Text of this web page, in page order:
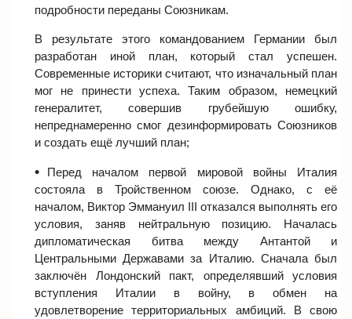
подробности переданы Союзникам.
В результате этого командованием Германии был
разработан иной план, который стал успешен.
Современные историки считают, что изначальный план
мог не принести успеха. Таким образом, немецкий
генералитет, совершив грубейшую ошибку,
непреднамеренно смог дезинформировать Союзников
и создать ещё лучший план;
Перед началом первой мировой войны Италия
состояла в Тройственном союзе. Однако, с её
началом, Виктор Эммануил III отказался выполнять его
условия, заняв нейтральную позицию. Началась
дипломатическая битва между Антантой и
Центральными Державами за Италию. Сначала был
заключён Лондонский пакт, определявший условия
вступления Италии в войну, в обмен на
удовлетворение территориальных амбиций. В свою